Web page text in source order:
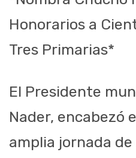
Honorarios a
Tres Primarias*
El Presidente
Nader, encabezó
amplia jornada